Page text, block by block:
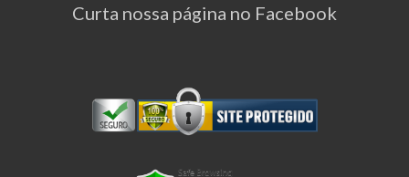
Curta nossa página no Facebook